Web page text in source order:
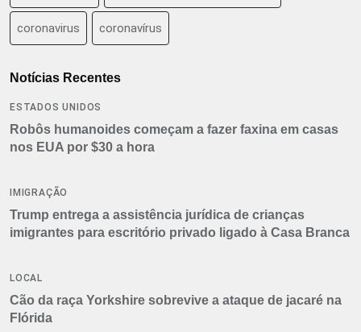
coronavirus coronavírus
Notícias Recentes
ESTADOS UNIDOS
Robôs humanoides começam a fazer faxina em casas
nos EUA por $30 a hora
IMIGRAÇÃO
Trump entrega a assistência jurídica de crianças
imigrantes para escritório privado ligado à Casa Branca
LOCAL
Cão da raça Yorkshire sobrevive a ataque de jacaré na
Flórida